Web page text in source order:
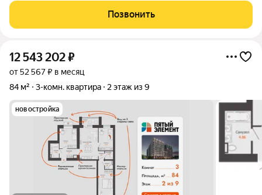
формата в Перми. Двухуровневая квартира на 16 и 17 этажах
кирпичного дома. Здесь не просто
Позвонить
12 543 202₽
от 52 567 ₽ в месяц
84 м²
3-комн. квартира 2 этаж из 9
новостройка